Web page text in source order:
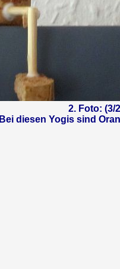
2. Foto: (3/
Bei diesen Yogis sind